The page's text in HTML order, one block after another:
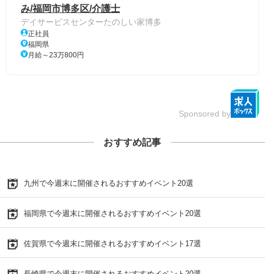
み/福岡市博多区/介護士
デイサービスセンターたのしい家博多
正社員
福岡県
月給～23万800円
Sponsored by
おすすめ記事
九州で今週末に開催されるおすすめイベント20選
福岡県で今週末に開催されるおすすめイベント20選
佐賀県で今週末に開催されるおすすめイベント17選